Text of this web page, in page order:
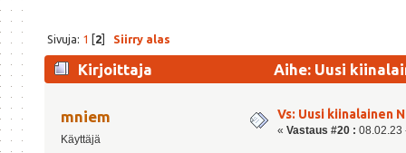
Sivuja: 1 [2] Siirry alas
Kirjoittaja Aihe: Uusi
mniem
Käyttäjä
Vs: Uusi kiinalainen
« Vastaus #20 : 08.02.23